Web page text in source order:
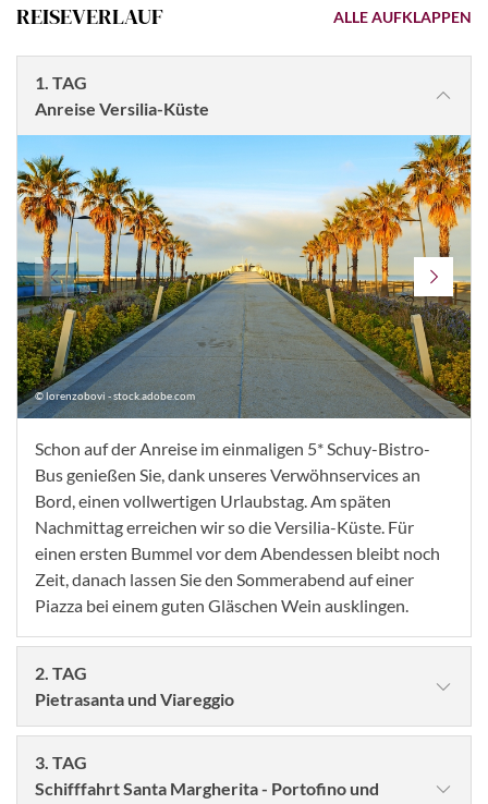
REISEVERLAUF ALLE AUFKLAPPEN
1. TAG
Anreise Versilia-Küste
© lorenzobovi - stock.adobe.com
Schon auf der Anreise im einmaligen 5* Schuy-Bistro-
Bus genießen Sie, dank unseres Verwöhnservices an
Bord, einen vollwertigen Urlaubstag. Am späten
Nachmittag erreichen wir so die Versilia-Küste. Für
einen ersten Bummel vor dem Abendessen bleibt noch
Zeit, danach lassen Sie den Sommerabend auf einer
Piazza bei einem guten Gläschen Wein ausklingen.
2. TAG
Pietrasanta und Viareggio
3. TAG
Schifffahrt Santa Margherita - Portofino und